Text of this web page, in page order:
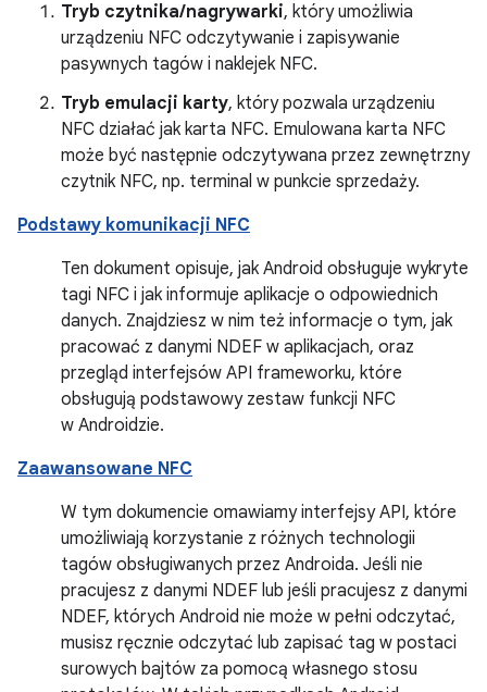
Tryb czytnika/nagrywarki, który umożliwia
urządzeniu NFC odczytywanie i zapisywanie
pasywnych tagów i naklejek NFC.
Tryb emulacji karty, który pozwala urządzeniu
NFC działać jak karta NFC. Emulowana karta NFC
może być następnie odczytywana przez zewnętrzny
czytnik NFC, np. terminal w punkcie sprzedaży.
Podstawy komunikacji NFC
Ten dokument opisuje, jak Android obsługuje wykryte
tagi NFC i jak informuje aplikacje o odpowiednich
danych. Znajdziesz w nim też informacje o tym, jak
pracować z danymi NDEF w aplikacjach, oraz
przegląd interfejsów API frameworku, które
obsługują podstawowy zestaw funkcji NFC
w Androidzie.
Zaawansowane NFC
W tym dokumencie omawiamy interfejsy API, które
umożliwiają korzystanie z różnych technologii
tagów obsługiwanych przez Androida. Jeśli nie
pracujesz z danymi NDEF lub jeśli pracujesz z danymi
NDEF, których Android nie może w pełni odczytać,
musisz ręcznie odczytać lub zapisać tag w postaci
surowych bajtów za pomocą własnego stosu